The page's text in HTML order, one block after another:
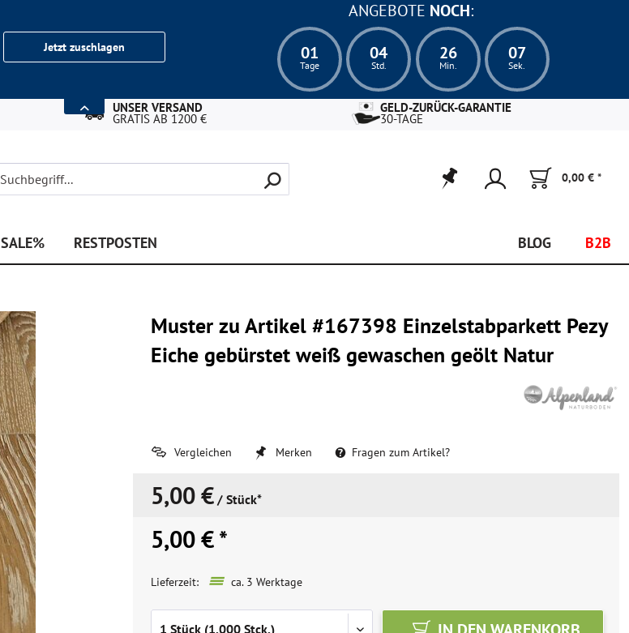
Jetzt zuschlagen
ANGEBOTE NOCH:
01
Tage
04
Std.
26
Min.
06
Sek.
UNSER VERSAND
GRATIS AB 1200 €
GELD-ZURÜCK-GARANTIE
30-TAGE
0,00 € *
SALE% RESTPOSTEN BLOG B2B
Muster zu Artikel #167398 Einzelstabparkett Pezy
Eiche gebürstet weiß gewaschen geölt Natur
Vergleichen Merken Fragen zum Artikel?
5,00 € / Stück*
5,00 € *
Lieferzeit: ca. 3 Werktage